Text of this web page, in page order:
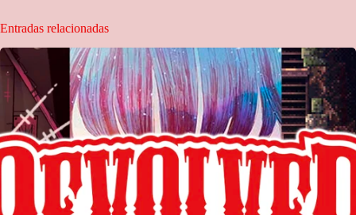
Entradas relacionadas